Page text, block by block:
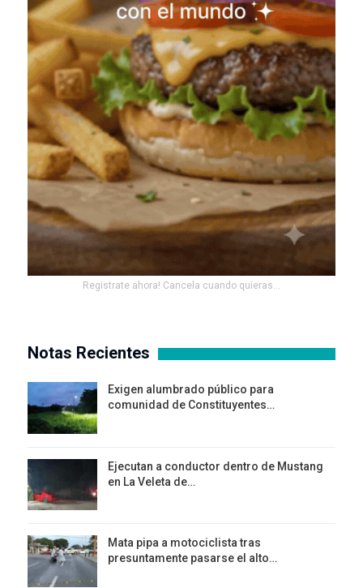
Registrate ahora! Cancela cuando quieras...
Notas Recientes
Exigen alumbrado público para
comunidad de Constituyentes…
Ejecutan a conductor dentro de Mustang
en La Veleta de…
Mata pipa a motociclista tras
presuntamente pasarse el alto…